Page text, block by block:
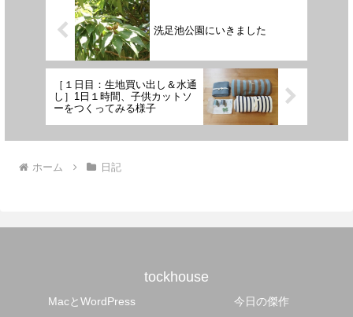
洗足池公園にいきました
［１日目：生地買い出し＆水通
し］1日１時間、子供カットソ
ーをつくってみる様子
ホーム 日記
tockhouse
MacとWordPress 今日の傑作